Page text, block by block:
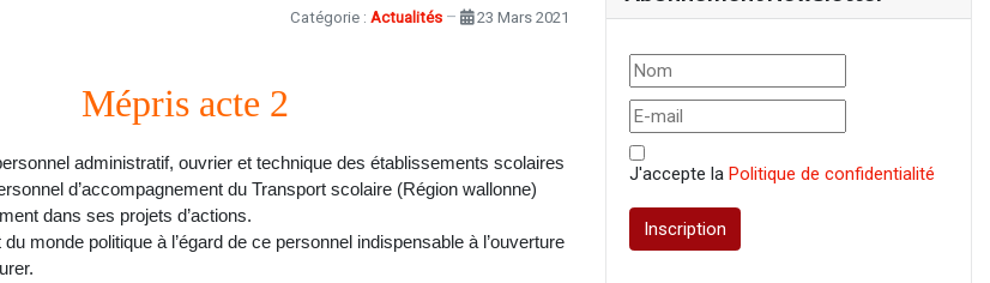
Catégorie : Actualités 23 Mars 2021
Mépris acte 2
administratif, ouvrier et technique des établissements scolaires
d’accompagnement du Transport scolaire (Région wallonne)
dans ses projets d’actions.
monde politique à l’égard de ce personnel indispensable à l’ouverture
J'accepte la Politique de confidentialité
Inscription